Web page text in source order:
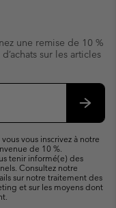
une remise de 10 %
sur les articles
vous inscrivez à notre
de 10 %.
tenir informé(e) des
Consultez notre
sur notre traitement des
et sur les moyens dont